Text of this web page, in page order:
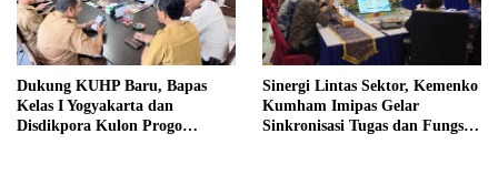
Dukung KUHP Baru, Bapas
Kelas I Yogyakarta dan
Disdikpora Kulon Progo
Sinergi Lintas Sektor, Kemenko
Kumham Imipas Gelar
Sinkronisasi Tugas dan Fungsi